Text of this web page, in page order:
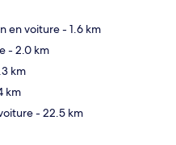
en voiture- 1.6 km
- 2.0 km
km
km
- 22.5 km